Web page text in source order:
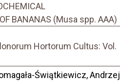
BANANAS (Musa spp. AAA)
Hortorum Cultus: Vol.
Świątkiewicz, Andrzej